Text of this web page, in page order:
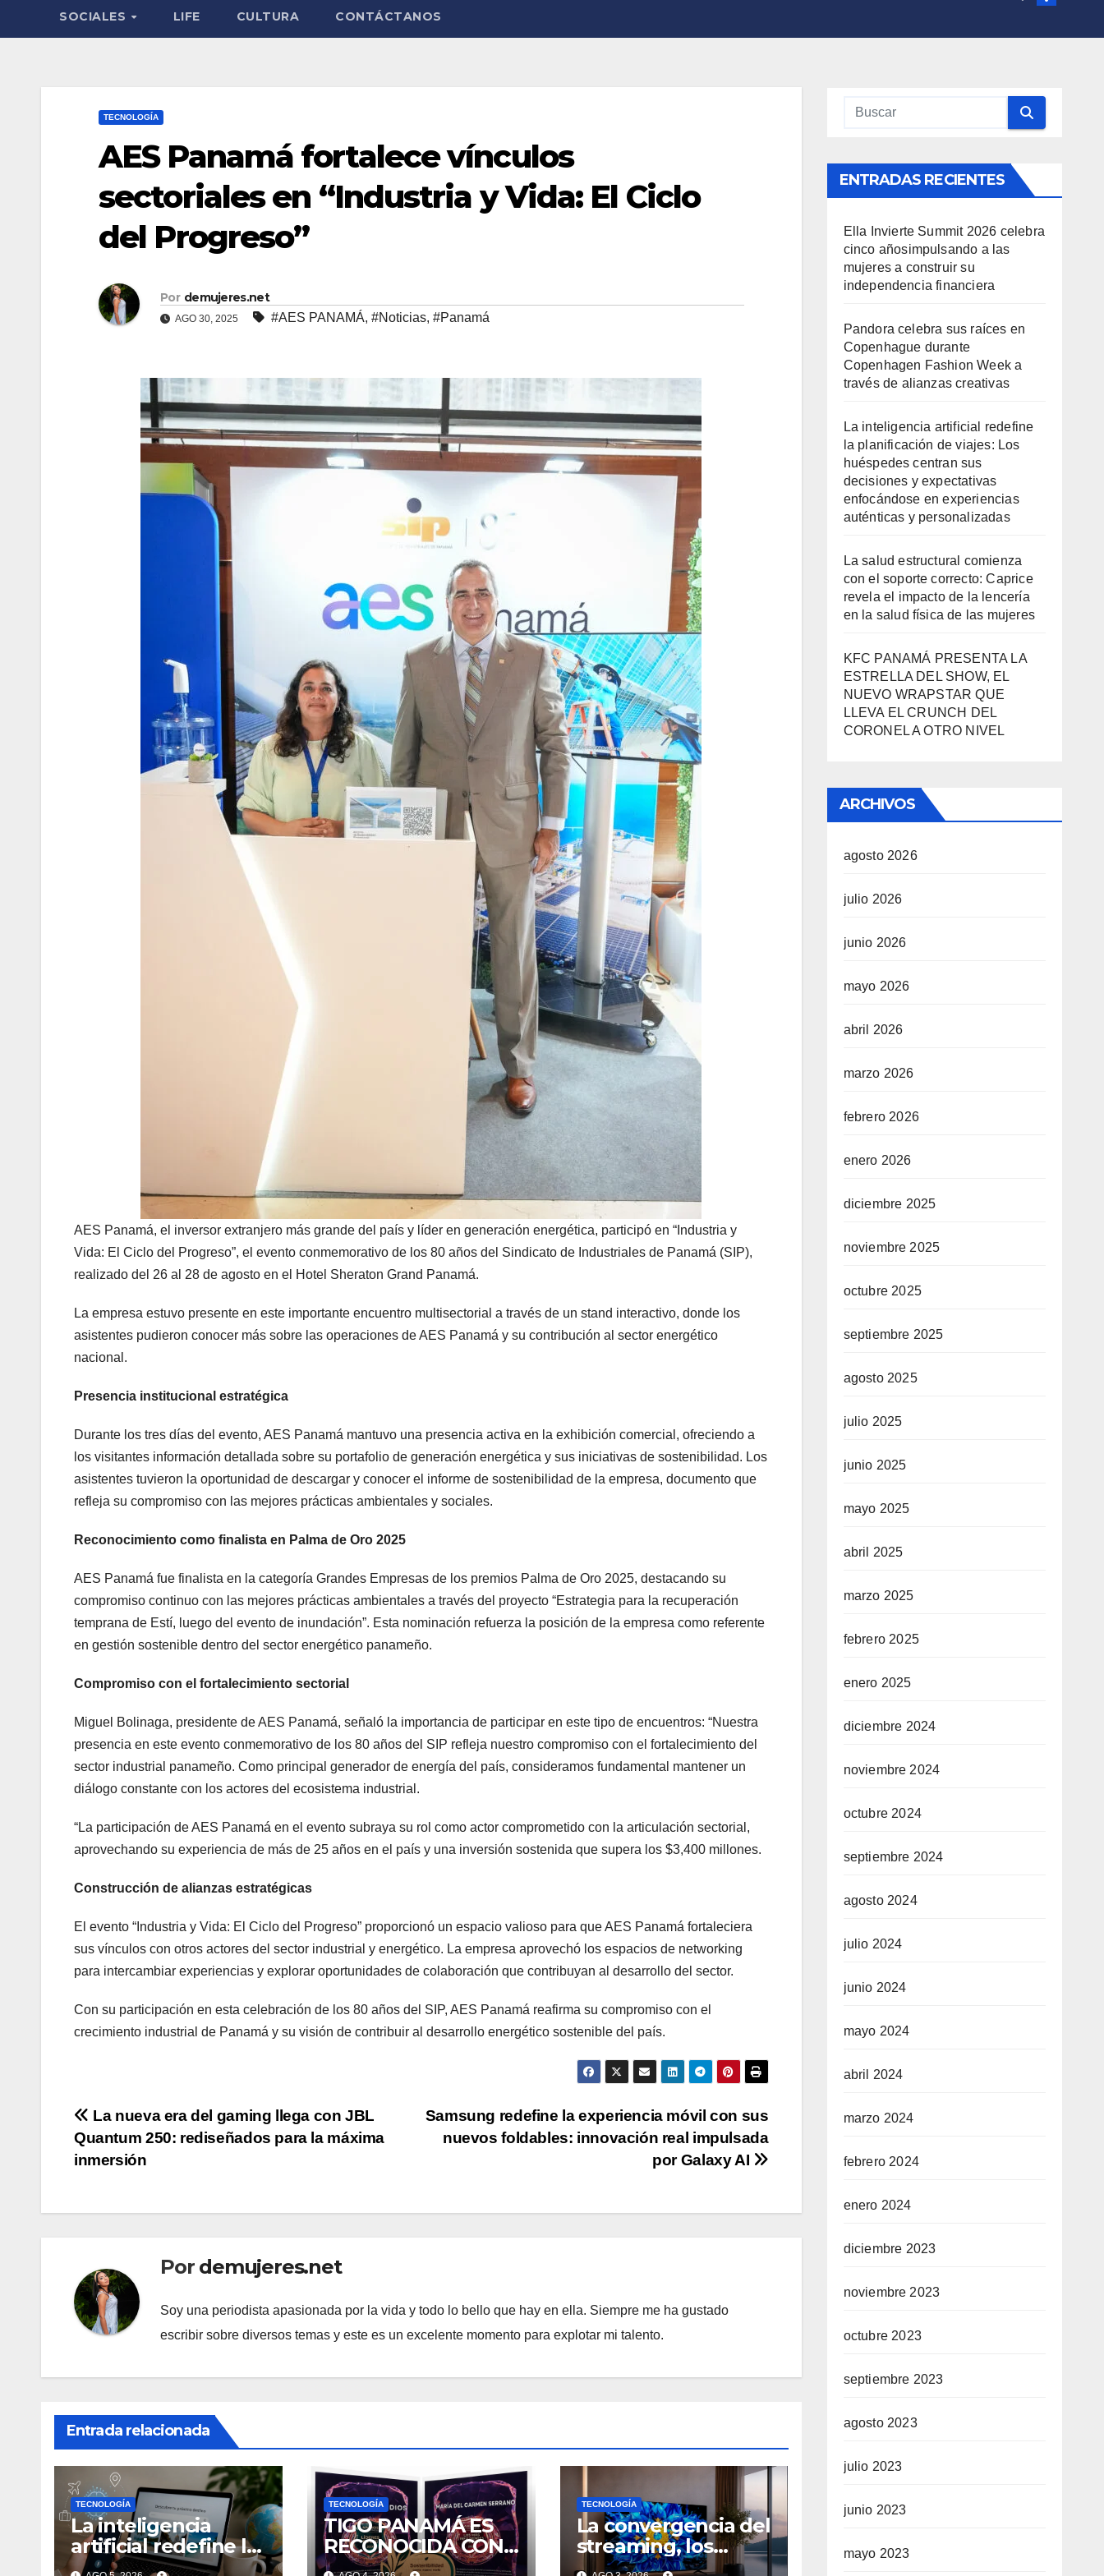
SOCIALES LIFE CULTURA CONTÁCTANOS
TECNOLOGÍA
AES Panamá fortalece vínculos
sectoriales en “Industria y Vida: El Ciclo
del Progreso”
Por demujeres.net
AGO 30, 2025 #AES PANAMÁ, #Noticias, #Panamá
AES Panamá, el inversor extranjero más grande del país y líder en generación energética, participó en “Industria y
Vida: El Ciclo del Progreso”, el evento conmemorativo de los 80 años del Sindicato de Industriales de Panamá (SIP),
realizado del 26 al 28 de agosto en el Hotel Sheraton Grand Panamá.
La empresa estuvo presente en este importante encuentro multisectorial a través de un stand interactivo, donde los
asistentes pudieron conocer más sobre las operaciones de AES Panamá y su contribución al sector energético
nacional.
Presencia institucional estratégica
Durante los tres días del evento, AES Panamá mantuvo una presencia activa en la exhibición comercial, ofreciendo a
los visitantes información detallada sobre su portafolio de generación energética y sus iniciativas de sostenibilidad. Los
asistentes tuvieron la oportunidad de descargar y conocer el informe de sostenibilidad de la empresa, documento que
refleja su compromiso con las mejores prácticas ambientales y sociales.
Reconocimiento como finalista en Palma de Oro 2025
AES Panamá fue finalista en la categoría Grandes Empresas de los premios Palma de Oro 2025, destacando su
compromiso continuo con las mejores prácticas ambientales a través del proyecto “Estrategia para la recuperación
temprana de Estí, luego del evento de inundación”. Esta nominación refuerza la posición de la empresa como referente
en gestión sostenible dentro del sector energético panameño.
Compromiso con el fortalecimiento sectorial
Miguel Bolinaga, presidente de AES Panamá, señaló la importancia de participar en este tipo de encuentros: “Nuestra
presencia en este evento conmemorativo de los 80 años del SIP refleja nuestro compromiso con el fortalecimiento del
sector industrial panameño. Como principal generador de energía del país, consideramos fundamental mantener un
diálogo constante con los actores del ecosistema industrial.
“La participación de AES Panamá en el evento subraya su rol como actor comprometido con la articulación sectorial,
aprovechando su experiencia de más de 25 años en el país y una inversión sostenida que supera los $3,400 millones.
Construcción de alianzas estratégicas
El evento “Industria y Vida: El Ciclo del Progreso” proporcionó un espacio valioso para que AES Panamá fortaleciera
sus vínculos con otros actores del sector industrial y energético. La empresa aprovechó los espacios de networking
para intercambiar experiencias y explorar oportunidades de colaboración que contribuyan al desarrollo del sector.
Con su participación en esta celebración de los 80 años del SIP, AES Panamá reafirma su compromiso con el
crecimiento industrial de Panamá y su visión de contribuir al desarrollo energético sostenible del país.
Navegación
de
Samsung redefine la experiencia móvil con sus
nuevos foldables: innovación real impulsada
por Galaxy AI
La nueva era del gaming llega con JBL
Quantum 250: rediseñados para la máxima
inmersión
Por demujeres.net
Soy una periodista apasionada por la vida y todo lo bello que hay en ella. Siempre me ha gustado
escribir sobre diversos temas y este es un excelente momento para explotar mi talento.
Entrada relacionada
TECNOLOGÍA
La inteligencia
artificial redefine la
planificación de
TECNOLOGÍA
TIGO PANAMÁ ES
RECONOCIDA CON
TRES GALARDONES
TECNOLOGÍA
La convergencia del
streaming, los
videojuegos y el
ENTRADAS RECIENTES
Ella Invierte Summit 2026 celebra
cinco añosimpulsando a las
mujeres a construir su
independencia financiera
Pandora celebra sus raíces en
Copenhague durante
Copenhagen Fashion Week a
través de alianzas creativas
La inteligencia artificial redefine
la planificación de viajes: Los
huéspedes centran sus
decisiones y expectativas
enfocándose en experiencias
auténticas y personalizadas
La salud estructural comienza
con el soporte correcto: Caprice
revela el impacto de la lencería
en la salud física de las mujeres
KFC PANAMÁ PRESENTA LA
ESTRELLA DEL SHOW, EL
NUEVO WRAPSTAR QUE
LLEVA EL CRUNCH DEL
CORONEL A OTRO NIVEL
ARCHIVOS
agosto 2026
julio 2026
junio 2026
mayo 2026
abril 2026
marzo 2026
febrero 2026
enero 2026
diciembre 2025
noviembre 2025
octubre 2025
septiembre 2025
agosto 2025
julio 2025
junio 2025
mayo 2025
abril 2025
marzo 2025
febrero 2025
enero 2025
diciembre 2024
noviembre 2024
octubre 2024
septiembre 2024
agosto 2024
julio 2024
junio 2024
mayo 2024
abril 2024
marzo 2024
febrero 2024
enero 2024
diciembre 2023
noviembre 2023
octubre 2023
septiembre 2023
agosto 2023
julio 2023
junio 2023
mayo 2023